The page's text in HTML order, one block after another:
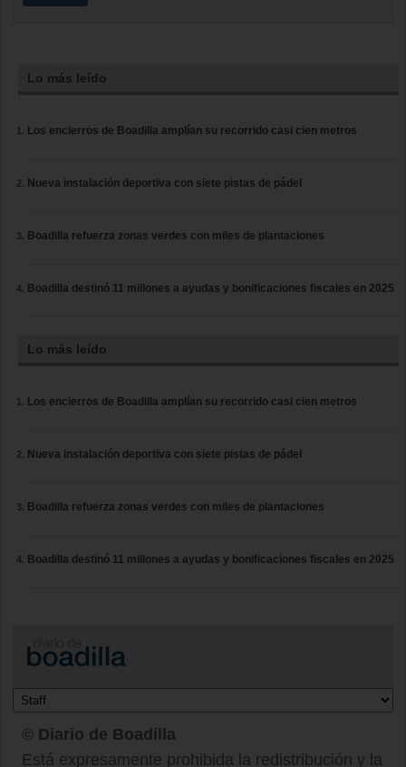
Lo más leído
Los encierros de Boadilla amplían su recorrido casi cien metros
Nueva instalación deportiva con siete pistas de pádel
Boadilla refuerza zonas verdes con miles de plantaciones
Boadilla destinó 11 millones a ayudas y bonificaciones fiscales en 2025
Lo más leído
Los encierros de Boadilla amplían su recorrido casi cien metros
Nueva instalación deportiva con siete pistas de pádel
Boadilla refuerza zonas verdes con miles de plantaciones
Boadilla destinó 11 millones a ayudas y bonificaciones fiscales en 2025
© Diario de Boadilla
Está expresamente prohibida la redistribución y la